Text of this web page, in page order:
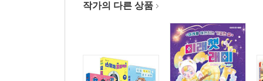
작가의 다른 상품